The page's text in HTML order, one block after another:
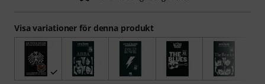
Visa variationer för denna produkt